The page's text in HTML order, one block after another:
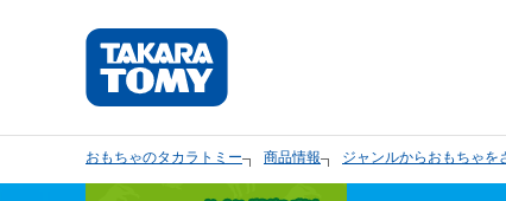
おもちゃのタカラトミー 商品情報 ジャンルからおもちゃを